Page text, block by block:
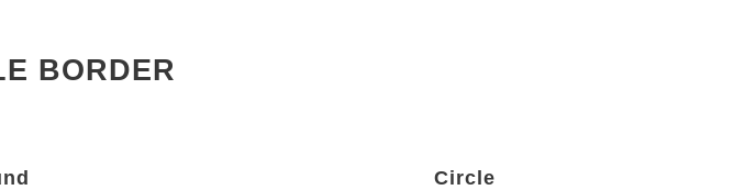
BORDER
Circle